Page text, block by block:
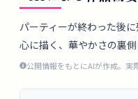
概
要
パーティーが終わった後
心に描く、華やかさの裏側
公開情報をもとにAIが作成。実